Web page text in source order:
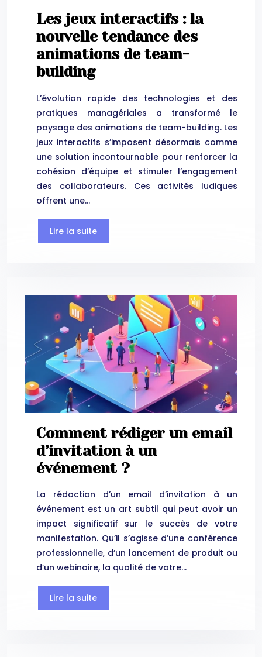
Les jeux interactifs : la
nouvelle tendance des
animations de team-
building
L’évolution rapide des technologies et des
pratiques managériales a transformé le
paysage des animations de team-building. Les
jeux interactifs s’imposent désormais comme
une solution incontournable pour renforcer la
cohésion d’équipe et stimuler l’engagement
des collaborateurs. Ces activités ludiques
offrent une…
Lire la suite
Comment rédiger un email
d’invitation à un
événement ?
La rédaction d’un email d’invitation à un
événement est un art subtil qui peut avoir un
impact significatif sur le succès de votre
manifestation. Qu’il s’agisse d’une conférence
professionnelle, d’un lancement de produit ou
d’un webinaire, la qualité de votre…
Lire la suite